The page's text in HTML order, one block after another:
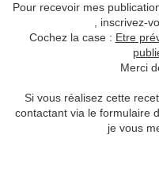
Pour recevoir mes
, inscrivez-
Cochez la case : Etre
Merci
Si vous réalisez cette
contactant via le formulaire
je vous